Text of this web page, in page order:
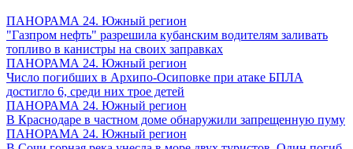
ПАНОРАМА 24. Южный регион
"Газпром нефть" разрешила кубанским водителям заливать
топливо в канистры на своих заправках
ПАНОРАМА 24. Южный регион
Число погибших в Архипо-Осиповке при атаке БПЛА
достигло 6, среди них трое детей
ПАНОРАМА 24. Южный регион
В Краснодаре в частном доме обнаружили запрещенную пуму
ПАНОРАМА 24. Южный регион